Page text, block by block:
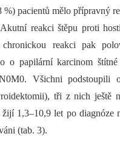
%) pacientů mělo přípravný
reakci štěpu proti
reakci pak
o papilární karcinom
Všichni podstoupili
tři z nich ještě
1,3–10,9 let po diagnóze
(tab. 3).